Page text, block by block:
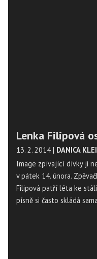
Lenka Filipová
13. 2. 2014 | DANICA
Image zpívající dívky ji
v pátek 14. února.
Filipová patří léta ke
písně si často skládá